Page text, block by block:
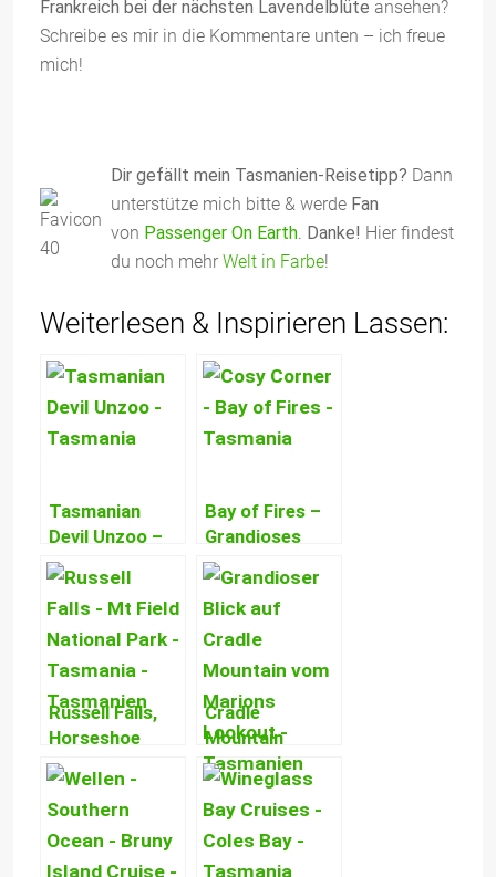
Frankreich bei der nächsten Lavendelblüte ansehen?
Schreibe es mir in die Kommentare unten – ich freue
mich!
Dir gefällt mein Tasmanien-Reisetipp? Dann
unterstütze mich bitte & werde Fan
von Passenger On Earth. Danke! Hier findest
du noch mehr Welt in Farbe!
Weiterlesen & Inspirieren Lassen:
Tasmanian
Devil Unzoo –
Tasmanische
Teufel &
Tasmaniens
Wildlife ganz
anders erleben!
Bay of Fires –
Grandioses
Farbenparadies
& schönste
Küste
Tasmaniens!
Russell Falls,
Horseshoe
Falls, Lady
Barron Falls –
Mt Field
National Park
wunderschön!
Cradle
Mountain
Wanderung –
Faszinierende
Ausblicke &
eine
atemberaubend